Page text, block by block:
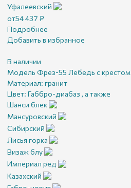
Уфалеевский
от54 437 ₽
Подробнее
Добавить в избранное
В наличии
Модель Фрез-55 Лебедь с крестом
Материал: гранит
Цвет: Габбро-диабаз , а также
Шанси блек
Мансуровский
Сибирский
Лисья горка
Визаж блу
Империал ред
Казахский